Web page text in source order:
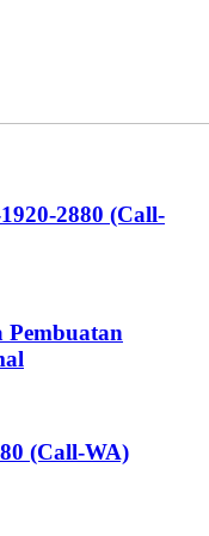
2880 (Call-
Pembuatan
(Call-WA)